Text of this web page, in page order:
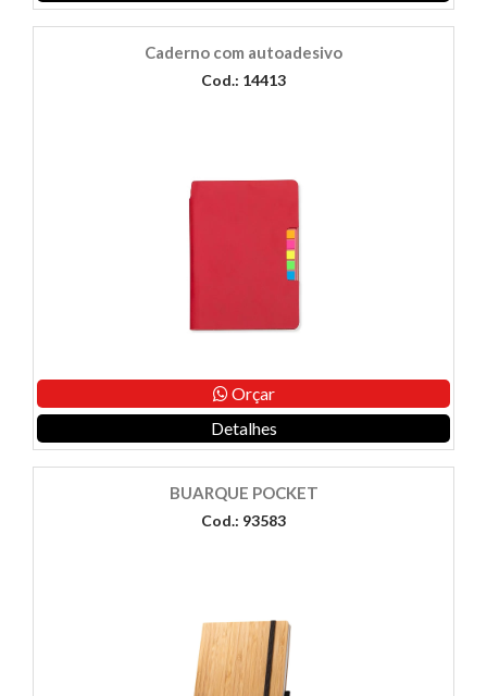
Caderno com autoadesivo
Cod.: 14413
Orçar
Detalhes
BUARQUE POCKET
Cod.: 93583